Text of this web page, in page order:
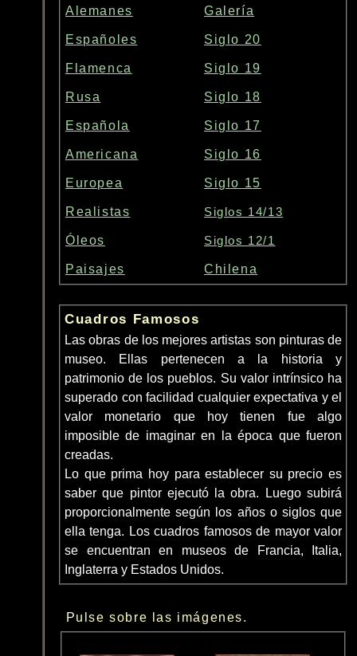
Alemanes Galería
Españoles Siglo 20
Flamenca Siglo 19
Rusa Siglo 18
Española Siglo 17
Americana Siglo 16
Europea Siglo 15
Realistas Siglos 14/13
Óleos Siglos 12/1
Paisajes Chilena
Cuadros Famosos
Las obras de los mejores artistas son pinturas de
museo. Ellas pertenecen a la historia y
patrimonio de los pueblos. Su valor intrínsico ha
superado con facilidad cualquier expectativa y el
valor monetario que hoy tienen fue algo
imposible de imaginar en la época que fueron
creadas.
Lo que prima hoy para establecer su precio es
saber que pintor ejecutó la obra. Luego subirá
proporcionalmente según los años o siglos que
ella tenga. Los cuadros famosos de mayor valor
se encuentran en museos de Francia, Italia,
Inglaterra y Estados Unidos.
Pulse sobre las imágenes.